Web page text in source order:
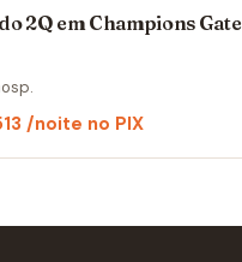
2Q em Champions Gate
/noite no PIX